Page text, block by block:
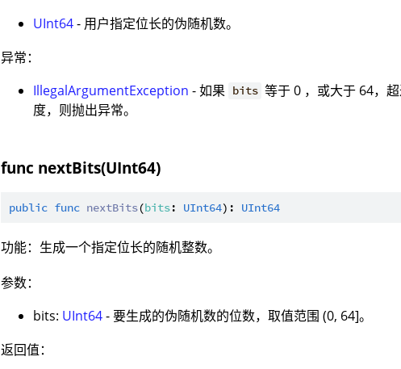
UInt64- 用户指定位长的伪随机数。
异常：
IllegalArgumentException - 如果 bits 等于 0 ，或大于 64，
度，则抛出异常。
func nextBits(UInt64)
public func nextBits(bits: UInt64): UInt64
功能：生成一个指定位长的随机整数。
参数：
bits: UInt64- 要生成的伪随机数的位数，取值范围 (0, 64]。
返回值：